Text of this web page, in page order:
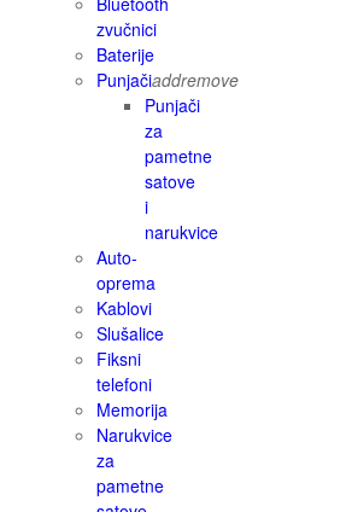
zvučnici
Baterije
Punjačiaddremove
Punjači
za
pametne
satove
i
narukvice
Auto-
oprema
Kablovi
Slušalice
Fiksni
telefoni
Memorija
Narukvice
za
pametne